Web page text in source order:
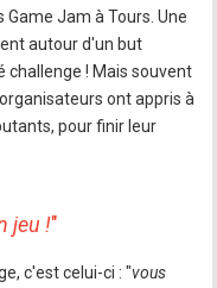
Game Jam à Tours. Une
autour d'un but
challenge ! Mais souvent
ont appris à
pour finir leur
jeu !"
c'est celui-ci : "vous